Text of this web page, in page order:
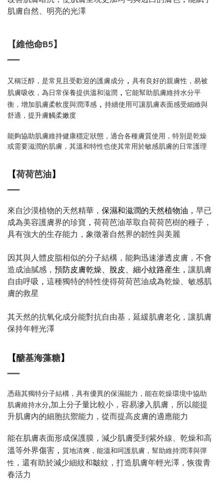
肌膚自然、明亮的光澤
【維他命B5】
又稱泛醇，是常見且受歡迎的護膚成分 ， 具有良好的親膚性，易被
肌膚吸收，為日常保養提供溫和滋潤 ， 它能幫助肌膚維持水分平
衡，增加肌膚柔軟度與潤澤感 ， 持續使用可讓肌膚表面感受細緻與
舒適，提升膚觸柔嫩度
能夠協助肌膚維持健康穩定狀態，適合各種膚質使用，特別是乾燥
或需要滋潤的肌膚，其溫和特性也使其常用於敏感肌膚的日常護理
【荷荷芭油】
來自沙漠植物的天然精華， 保濕和滋潤的天然植物油， 早已
成為美容護膚界的珍寶 ， 荷荷芭油萃取自荷荷芭樹的種子，
具有強大的生存能力，象徵著自然界的韌性與美麗
因其與人體皮脂相似的分子結構，能夠迅速滲透皮膚，不會
造成油膩感， 預防皮膚乾燥、脫皮、細小紋路産生， 讓肌膚
自由呼吸 ， 這種獨特的特性使得荷荷芭油成為乾燥、敏感肌
膚的救星
其天然的抗氧化成分能對抗自由基，延緩肌膚老化，讓肌膚
保持年輕光澤
【醣基海藻糖】
憑藉其獨特分子結構，具有優異的保濕能力，能在乾燥環境中協助
肌膚維持水分,加上分子量比較小，容易滲入肌膚，所以能提
升肌膚內的細胞抗禦能力，從而提高皮膚的適應能力
能在肌膚表面形成保護膜，減少肌膚受到紫外線、乾燥和高
溫等外界傷害 ， 質地清爽，能溫和呵護肌膚，幫助維持潤澤與彈
性 ，還有助於減少細紋和皺紋，打造肌膚年輕光澤，恢復青
春活力